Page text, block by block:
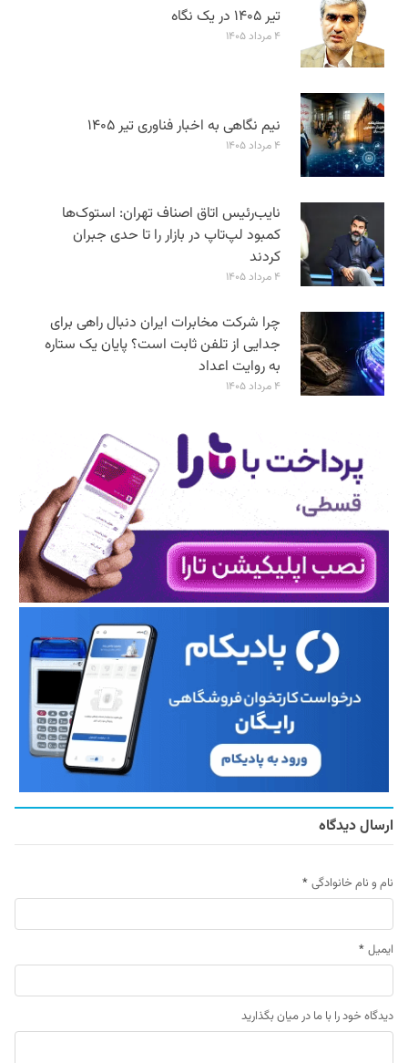
تیر ۱۴۰۵ در یک نگاه
۴ مرداد ۱۴۰۵
نیم نگاهی به اخبار فناوری تیر ۱۴۰۵
۴ مرداد ۱۴۰۵
نایب‌رئیس اتاق اصناف تهران: استوک‌ها
کمبود لپ‌تاپ در بازار را تا حدی جبران
کردند
۴ مرداد ۱۴۰۵
چرا شرکت مخابرات ایران دنبال راهی برای
جدایی از تلفن ثابت است؟ پایان یک ستاره
به روایت اعداد
۴ مرداد ۱۴۰۵
ارسال دیدگاه
نام و نام خانوادگی *
ایمیل *
دیدگاه خود را با ما در میان بگذارید